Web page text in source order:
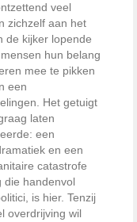
veel
zichzelf aan het
de kijker lopende
hun belang
mee te pikken
een
Het getuigt
laten
een
en een
catastrofe
die handenvol
is hier. Tenzij
overdrijving wil